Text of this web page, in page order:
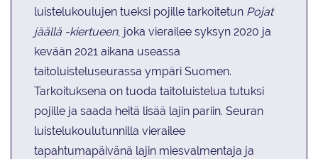
luistelukoulujen tueksi pojille tarkoitetun Pojat
jäällä -kiertueen, joka vierailee syksyn 2020 ja
kevään 2021 aikana useassa
taitoluisteluseurassa ympäri Suomen.
Tarkoituksena on tuoda taitoluistelua tutuksi
pojille ja saada heitä lisää lajin pariin. Seuran
luistelukoulutunnilla vierailee
tapahtumapäivänä lajin miesvalmentaja ja